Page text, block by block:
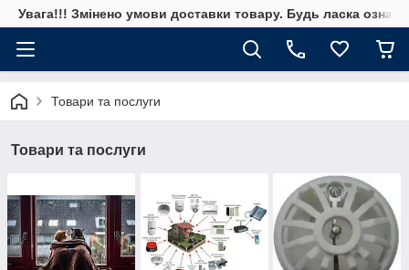
Увага!!! Змінено умови доставки товару. Будь ласка
Товари та послуги
Товари та послуги